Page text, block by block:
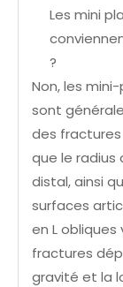
Les mini
?
Non, les
sont
des
que le radius
distal, ainsi
surfaces
en L
fractures
gravité et la